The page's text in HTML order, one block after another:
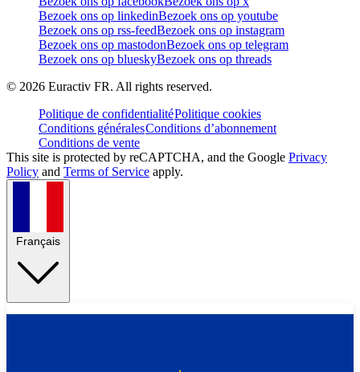
Bezoek ons op linkedinBezoek ons op youtube
Bezoek ons op rss-feedBezoek ons op instagram
Bezoek ons op mastodonBezoek ons op telegram
Bezoek ons op blueskyBezoek ons op threads
© 2026 Euractiv FR. All rights reserved.
Politique de confidentialitéPolitique cookies
Conditions généralesConditions d’abonnement
Conditions de vente
This site is protected by reCAPTCHA, and the Google Privacy
Policy and Terms of Service apply.
Français